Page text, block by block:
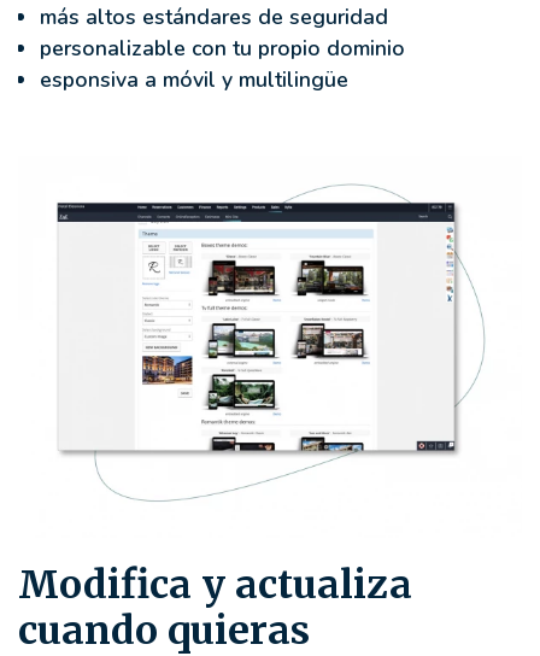
más altos estándares de seguridad
personalizable con tu propio dominio
esponsiva a móvil y multilingüe
Modifica y actualiza
cuando quieras